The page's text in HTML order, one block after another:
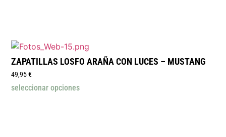
ZAPATILLAS LOSFO ARAÑA CON LUCES – MUSTANG
49,95€
seleccionar opciones